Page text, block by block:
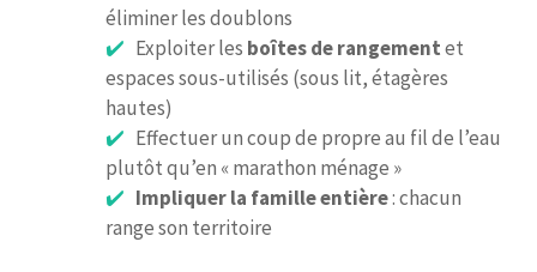
éliminer les doublons
Exploiter les boîtes de rangementet
espaces sous-utilisés (sous lit, étagères
hautes)
Effectuer un coup de propre au fil de l’eau
plutôt qu’en « marathon ménage »
Impliquer la famille entière: chacun
range son territoire